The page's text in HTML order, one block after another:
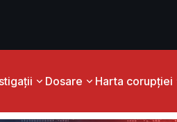
Dosare Harta corupției